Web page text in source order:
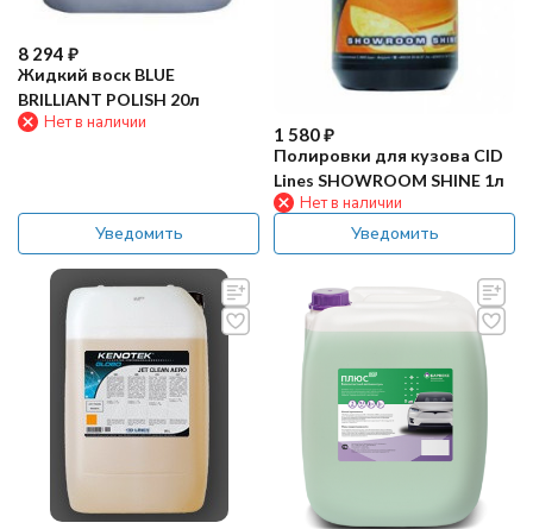
8 294 ₽
Жидкий воск BLUE
BRILLIANT POLISH 20л
Нет в наличии
Уведомить
1 580₽
Полировки для кузова CID
Lines SHOWROOM SHINE 1л
Нет в наличии
Уведомить